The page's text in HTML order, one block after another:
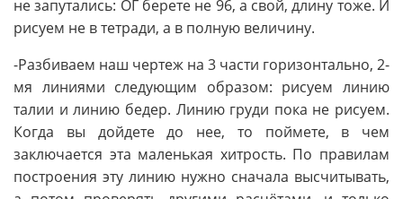
не запутались: ОГ берете не 96, а свой, длину тоже. И
рисуем не в тетради, а в полную величину.
-Разбиваем наш чертеж на 3 части горизонтально, 2-
мя линиями следующим образом: рисуем линию
талии и линию бедер. Линию груди пока не рисуем.
Когда вы дойдете до нее, то поймете, в чем
заключается эта маленькая хитрость. По правилам
построения эту линию нужно сначала высчитывать,